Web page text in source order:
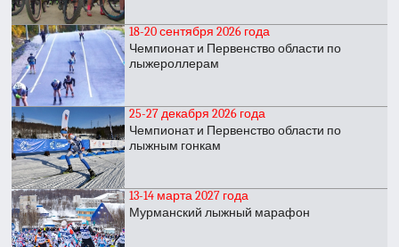
18-20 сентября 2026 года
Чемпионат и Первенство области по
лыжероллерам
25-27 декабря 2026 года
Чемпионат и Первенство области по
лыжным гонкам
13-14 марта 2027 года
Мурманский лыжный марафон